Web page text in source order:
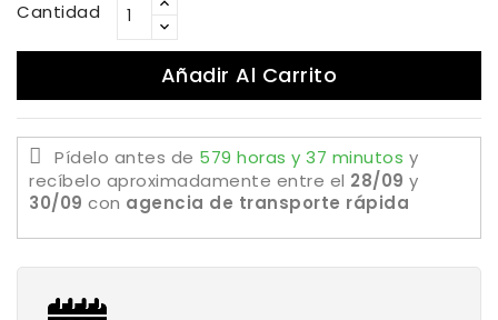
Cantidad
Añadir Al Carrito
Pídelo antes de 579 horas y 37 minutos y
recíbelo aproximadamente entre el 28/09 y
30/09 con agencia de transporte rápida